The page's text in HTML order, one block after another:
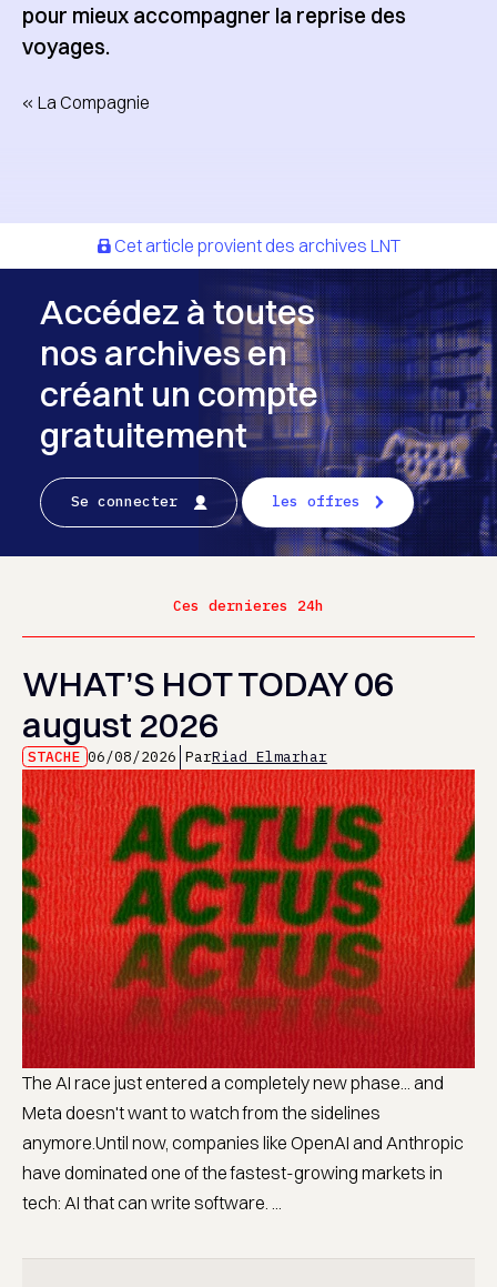
pour mieux accompagner la reprise des
voyages.
« La Compagnie
Cet article provient des archives LNT
Accédez à toutes
nos archives en
créant un compte
gratuitement
Se connecter les offres
Ces dernieres 24h
WHAT’S HOT TODAY 06
august 2026
STACHE 06/08/2026 ParRiad Elmarhar
The AI race just entered a completely new phase... and
Meta doesn't want to watch from the sidelines
anymore.Until now, companies like OpenAI and Anthropic
have dominated one of the fastest-growing markets in
tech: AI that can write software. ...